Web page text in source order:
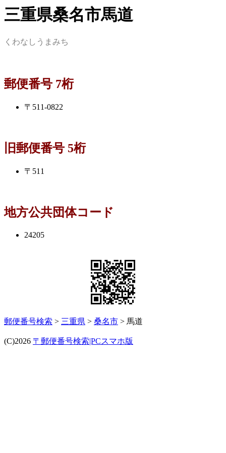
三重県桑名市馬道
くわなしうまみち
郵便番号 7桁
〒511-0822
旧郵便番号 5桁
〒511
地方公共団体コード
24205
郵便番号検索 > 三重県 > 桑名市 > 馬道
(C)2026 〒郵便番号検索|PCスマホ版